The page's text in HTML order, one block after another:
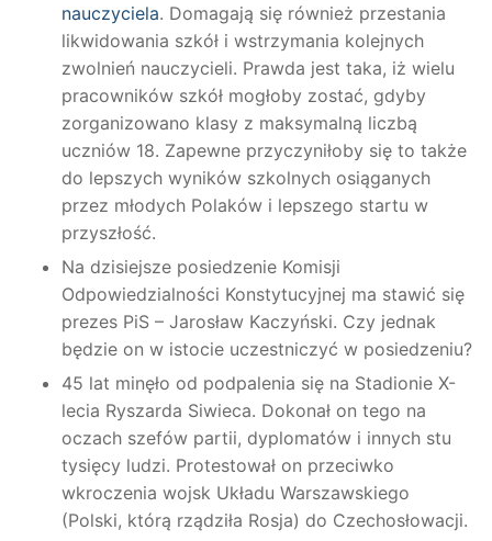
nauczyciela. Domagają się również przestania
likwidowania szkół i wstrzymania kolejnych
zwolnień nauczycieli. Prawda jest taka, iż wielu
pracowników szkół mogłoby zostać, gdyby
zorganizowano klasy z maksymalną liczbą
uczniów 18. Zapewne przyczyniłoby się to także
do lepszych wyników szkolnych osiąganych
przez młodych Polaków i lepszego startu w
przyszłość.
Na dzisiejsze posiedzenie Komisji
Odpowiedzialności Konstytucyjnej ma stawić się
prezes PiS – Jarosław Kaczyński. Czy jednak
będzie on w istocie uczestniczyć w posiedzeniu?
45 lat minęło od podpalenia się na Stadionie X-
lecia Ryszarda Siwieca. Dokonał on tego na
oczach szefów partii, dyplomatów i innych stu
tysięcy ludzi. Protestował on przeciwko
wkroczenia wojsk Układu Warszawskiego
(Polski, którą rządziła Rosja) do Czechosłowacji.